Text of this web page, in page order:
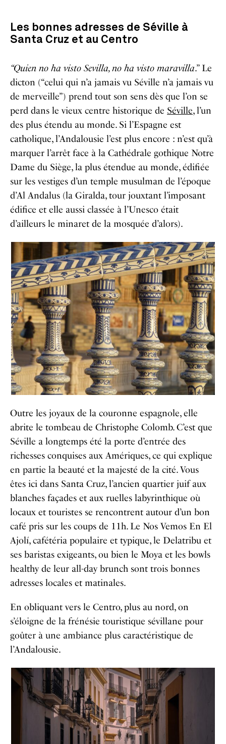
Les bonnes adresses de Séville à
Santa Cruz et au Centro
“Quien no ha visto Sevilla, no ha visto maravilla.” Le
dicton (“celui qui n’a jamais vu Séville n’a jamais vu
de merveille”) prend tout son sens dès que l’on se
perd dans le vieux centre historique de Séville, l’un
des plus étendu au monde. Si l’Espagne est
catholique, l’Andalousie l’est plus encore : n’est qu’à
marquer l’arrêt face à la Cathédrale gothique Notre
Dame du Siège, la plus étendue au monde, édifiée
sur les vestiges d’un temple musulman de l’époque
d’Al Andalus (la Giralda, tour jouxtant l’imposant
édifice et elle aussi classée à l’Unesco était
d’ailleurs le minaret de la mosquée d’alors).
Outre les joyaux de la couronne espagnole, elle
abrite le tombeau de Christophe Colomb. C’est que
Séville a longtemps été la porte d’entrée des
richesses conquises aux Amériques, ce qui explique
en partie la beauté et la majesté de la cité. Vous
êtes ici dans Santa Cruz, l’ancien quartier juif aux
blanches façades et aux ruelles labyrinthique où
locaux et touristes se rencontrent autour d’un bon
café pris sur les coups de 11h. Le Nos Vemos En El
Ajolí, cafétéria populaire et typique, le Delatribu et
ses baristas exigeants, ou bien le Moya et les bowls
healthy de leur all-day brunch sont trois bonnes
adresses locales et matinales.
En obliquant vers le Centro, plus au nord, on
s’éloigne de la frénésie touristique sévillane pour
goûter à une ambiance plus caractéristique de
l’Andalousie.